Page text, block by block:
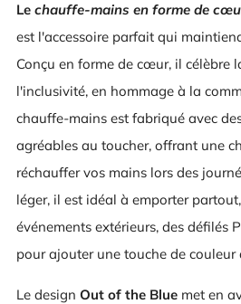
Le chauffe-mains en forme de
est l'accessoire parfait qui
Conçu en forme de cœur, il célèbre
l'inclusivité, en hommage à la
chauffe-mains est fabriqué avec
agréables au toucher, offrant une
réchauffer vos mains lors des
léger, il est idéal à emporter
événements extérieurs, des défilés
pour ajouter une touche de
Le design Out of the Blue met en